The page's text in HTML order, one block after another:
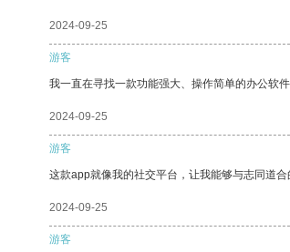
2024-09-25
游客
我一直在寻找一款功能强大、操作简单的办公软
2024-09-25
游客
这款app就像我的社交平台，让我能够与志同道合
2024-09-25
游客